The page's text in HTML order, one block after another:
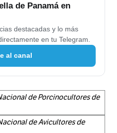
de Panamá en
destacadas y lo más
en tu Telegram.
al canal
de Porcinocultores de
de Avicultores de